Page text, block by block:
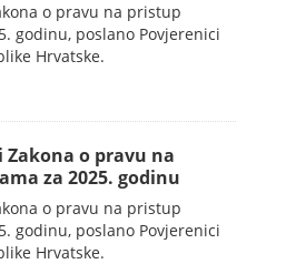
o pravu na pristup
godinu, poslano Povjerenici
Hrvatske.
Zakona o pravu na
za 2025. godinu
o pravu na pristup
godinu, poslano Povjerenici
Hrvatske.